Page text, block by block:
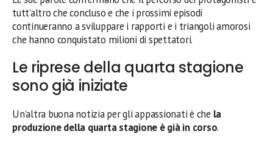
tutt’altro che concluso e che i prossimi episodi
continueranno a sviluppare i rapporti e i triangoli amorosi
che hanno conquistato milioni di spettatori.
Le riprese della quarta stagione
sono già iniziate
Un’altra buona notizia per gli appassionati è che la
produzione della quarta stagione è già in corso.